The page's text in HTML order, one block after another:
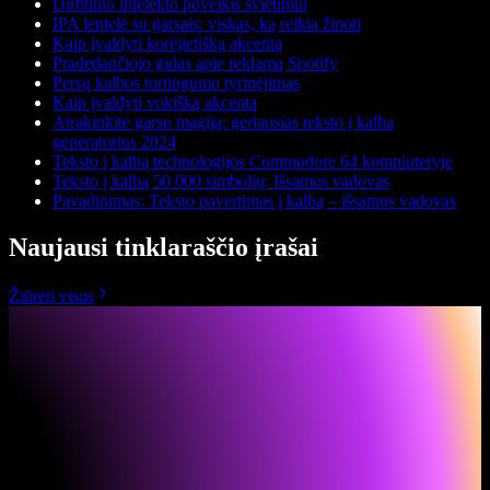
Dirbtinio intelekto poveikis švietimui
IPA lentelė su garsais: viskas, ką reikia žinoti
Kaip įvaldyti korėjietišką akcentą
Pradedančiojo gidas apie reklamą Spotify
Persų kalbos turtingumo tyrinėjimas
Kaip įvaldyti vokišką akcentą
Atrakinkite garso magiją: geriausias teksto į kalbą
generatorius 2024
Teksto į kalbą technologijos Commodore 64 kompiuteryje
Teksto į kalbą 50 000 simbolių: Išsamus vadovas
Pavadinimas: Teksto pavertimas į kalbą – išsamus vadovas
Naujausi tinklaraščio įrašai
Žiūrėti visus